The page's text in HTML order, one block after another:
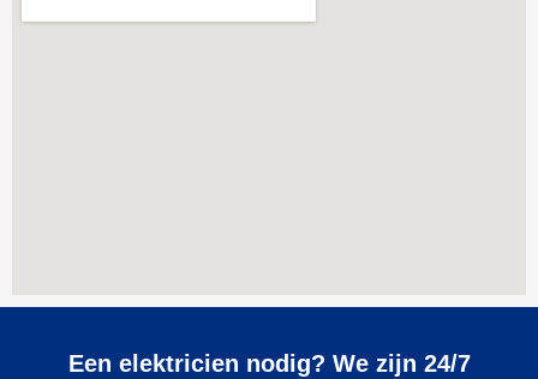
Een elektricien nodig? We zijn 24/7